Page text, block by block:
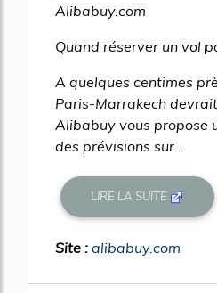
Alibabuy.com
Quand réserver un vol
A quelques centimes
Paris-Marrakech
Alibabuy vous propose
des prévisions sur...
LIRE LA SUITE
Site : alibabuy.com